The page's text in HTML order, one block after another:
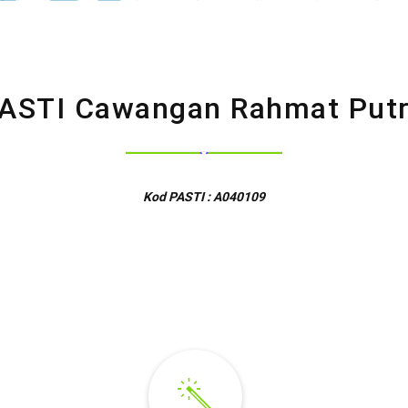
Cawangan Rahmat
Kod PASTI : A040109